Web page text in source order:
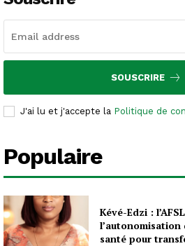
SOUSCRIRE
J'ai lu et j'accepte la Politique de
Populaire
Kévé-Edzi :
l’autonomisation
santé pour